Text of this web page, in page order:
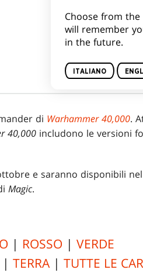
di Warhammer 40,000.
40,000 includono le versioni
e saranno disponibili nel
Magic.
| ROSSO | VERDE
| TERRA| TUTTE LE
Choose from
will remember
in the future.
ITALIANO